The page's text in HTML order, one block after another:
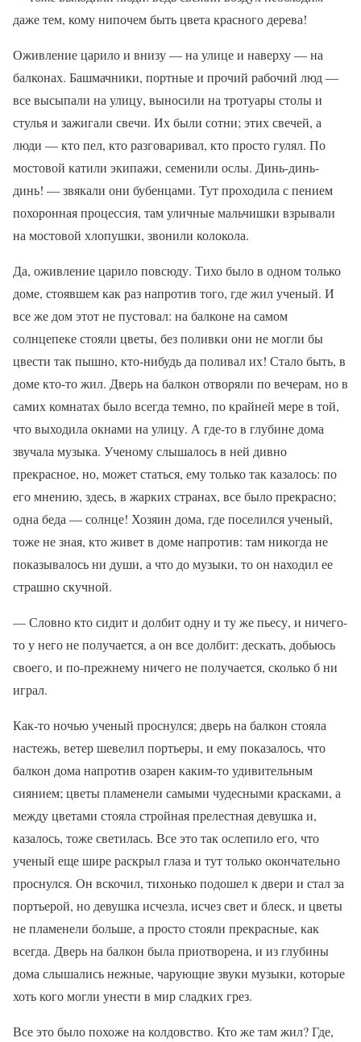
даже тем, кому нипочем быть цвета красного дерева!
Оживление царило и внизу — на улице и наверху — на
балконах. Башмачники, портные и прочий рабочий люд —
все высыпали на улицу, выносили на тротуары столы и
стулья и зажигали свечи. Их были сотни; этих свечей, а
люди — кто пел, кто разговаривал, кто просто гулял. По
мостовой катили экипажи, семенили ослы. Динь-динь-
динь! — звякали они бубенцами. Тут проходила с пением
похоронная процессия, там уличные мальчишки взрывали
на мостовой хлопушки, звонили колокола.
Да, оживление царило повсюду. Тихо было в одном только
доме, стоявшем как раз напротив того, где жил ученый. И
все же дом этот не пустовал: на балконе на самом
солнцепеке стояли цветы, без поливки они не могли бы
цвести так пышно, кто-нибудь да поливал их! Стало быть, в
доме кто-то жил. Дверь на балкон отворяли по вечерам, но в
самих комнатах было всегда темно, по крайней мере в той,
что выходила окнами на улицу. А где-то в глубине дома
звучала музыка. Ученому слышалось в ней дивно
прекрасное, но, может статься, ему только так казалось: по
его мнению, здесь, в жарких странах, все было прекрасно;
одна беда — солнце! Хозяин дома, где поселился ученый,
тоже не зная, кто живет в доме напротив: там никогда не
показывалось ни души, а что до музыки, то он находил ее
страшно скучной.
— Словно кто сидит и долбит одну и ту же пьесу, и ничего-
то у него не получается, а он все долбит: дескать, добьюсь
своего, и по-прежнему ничего не получается, сколько б ни
играл.
Как-то ночью ученый проснулся; дверь на балкон стояла
настежь, ветер шевелил портьеры, и ему показалось, что
балкон дома напротив озарен каким-то удивительным
сиянием; цветы пламенели самыми чудесными красками, а
между цветами стояла стройная прелестная девушка и,
казалось, тоже светилась. Все это так ослепило его, что
ученый еще шире раскрыл глаза и тут только окончательно
проснулся. Он вскочил, тихонько подошел к двери и стал за
портьерой, но девушка исчезла, исчез свет и блеск, и цветы
не пламенели больше, а просто стояли прекрасные, как
всегда. Дверь на балкон была приотворена, и из глубины
дома слышались нежные, чарующие звуки музыки, которые
хоть кого могли унести в мир сладких грез.
Все это было похоже на колдовство. Кто же там жил? Где,